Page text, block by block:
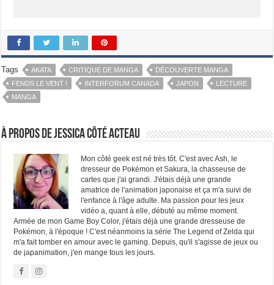
Tags AKATA CRITIQUE DE MANGA
DÉCOUVERTE MANGA
FENDS LE VENT !
INTERFORUM CANADA JAPON
LECTURE
MANGA
À propos de Jessica Côté Acteau
Mon côté geek est né très tôt. C'est avec Ash, le
dresseur de Pokémon et Sakura, la chasseuse de
cartes que j'ai grandi. J'étais déjà une grande
amatrice de l'animation japonaise et ça m'a suivi de
l'enfance à l'âge adulte. Ma passion pour les jeux
vidéo a, quant à elle, débuté au même moment.
Armée de mon Game Boy Color, j'étais déjà une grande dresseuse de
Pokémon, à l'époque ! C'est néanmoins la série The Legend of Zelda qui
m'a fait tomber en amour avec le gaming. Depuis, qu'il s'agisse de jeux ou
de japanimation, j'en mange tous les jours.